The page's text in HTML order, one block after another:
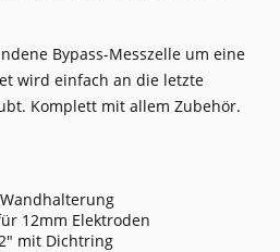
Bypass-Messzelle um eine
wird einfach an die letzte
Komplett mit allem Zubehör.
12mm Elektroden
mit Dichtring